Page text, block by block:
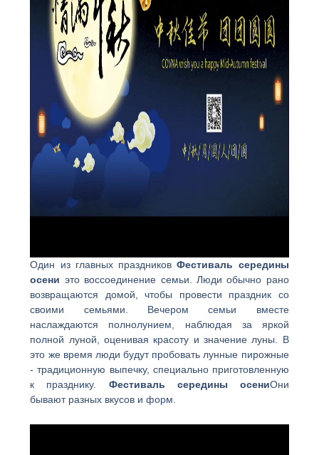
Один из главных праздниковФестиваль середины
осени это воссоединение семьи. Люди обычно рано
возвращаются домой, чтобы провести праздник со
своими семьями. Вечером семьи вместе
наслаждаются полнолунием, наблюдая за яркой
полной луной, оценивая красоту и значение луны. В
это же время люди будут пробовать лунные пирожные
- традиционную выпечку, специально приготовленную
к празднику. Фестиваль середины осениОни
бывают разных вкусов и форм.